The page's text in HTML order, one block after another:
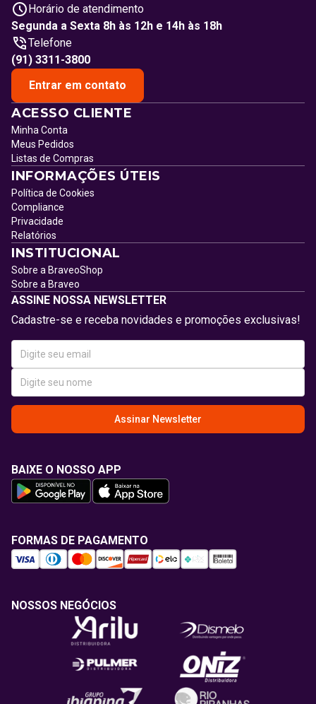
Horário de atendimento
Segunda a Sexta 8h às 12h e 14h às 18h
Telefone
(91) 3311-3800
Entrar em contato
ACESSO CLIENTE
Minha Conta
Meus Pedidos
Listas de Compras
INFORMAÇÕES ÚTEIS
Política de Cookies
Compliance
Privacidade
Relatórios
INSTITUCIONAL
Sobre a BraveoShop
Sobre a Braveo
ASSINE NOSSA NEWSLETTER
Cadastre-se e receba novidades e promoções exclusivas!
Assinar Newsletter
BAIXE O NOSSO APP
FORMAS DE PAGAMENTO
NOSSOS NEGÓCIOS